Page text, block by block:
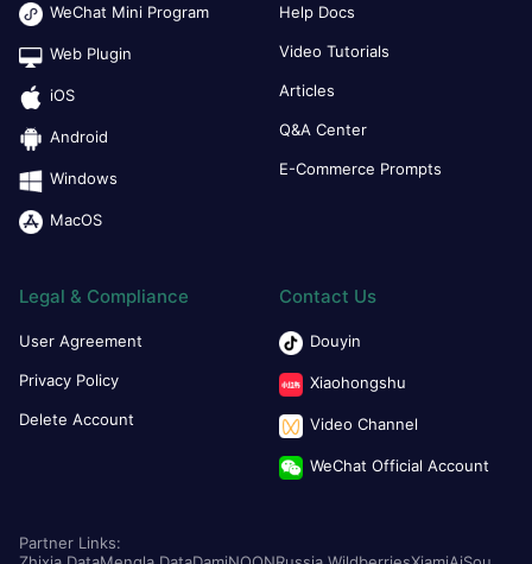
WeChat Mini Program
Web Plugin
iOS
Android
Windows
MacOS
Help Docs
Video Tutorials
Articles
Q&A Center
E-Commerce Prompts
Legal & Compliance
User Agreement
Privacy Policy
Delete Account
Contact Us
Douyin
Xiaohongshu
Video Channel
WeChat Official Account
Partner Links: